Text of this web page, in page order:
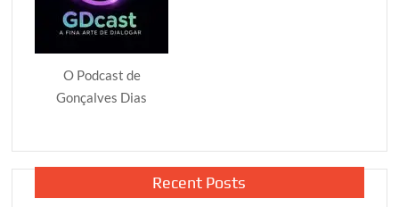
O Podcast de
Gonçalves Dias
Recent Posts